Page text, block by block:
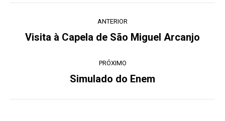
ANTERIOR
Post
Visita à Capela de São Miguel Arcanjo
PRÓXIMO
Próximo
Simulado do Enem